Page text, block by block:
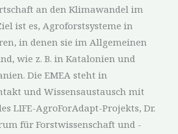
an den Klimawandel im
ist es, Agroforstsysteme in
in denen sie im Allgemeinen
wie z. B. in Katalonien und
Die EMEA steht in
und Wissensaustausch mit
LIFE-AgroForAdapt-Projekts, Dr.
für Forstwissenschaft und -